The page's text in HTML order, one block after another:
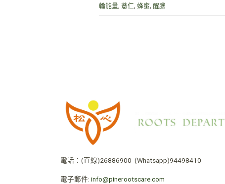
輪能量 薏仁 蜂蜜 醒腦
電話： (直線)26886900 (Whatsapp)94498410
電子郵件: info@pinerootscare.com